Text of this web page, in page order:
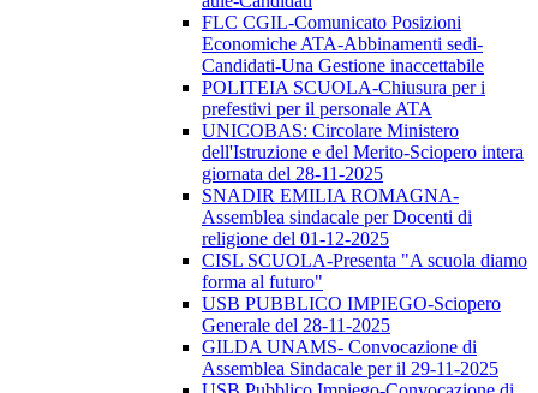
FLC CGIL-Comunicato Posizioni
Economiche ATA-Abbinamenti sedi-
Candidati-Una Gestione inaccettabile
POLITEIA SCUOLA-Chiusura per i
prefestivi per il personale ATA
UNICOBAS: Circolare Ministero
dell'Istruzione e del Merito-Sciopero intera
giornata del 28-11-2025
SNADIR EMILIA ROMAGNA-
Assemblea sindacale per Docenti di
religione del 01-12-2025
CISL SCUOLA-Presenta "A scuola diamo
forma al futuro"
USB PUBBLICO IMPIEGO-Sciopero
Generale del 28-11-2025
GILDA UNAMS- Convocazione di
Assemblea Sindacale per il 29-11-2025